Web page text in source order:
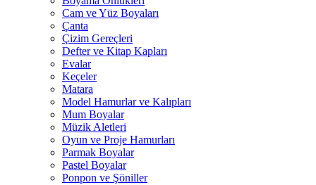
Cam ve Yüz Boyaları
Çanta
Çizim Gereçleri
Defter ve Kitap Kapları
Evalar
Keçeler
Matara
Model Hamurlar ve Kalıpları
Mum Boyalar
Müzik Aletleri
Oyun ve Proje Hamurları
Parmak Boyalar
Pastel Boyalar
Ponpon ve Şöniller